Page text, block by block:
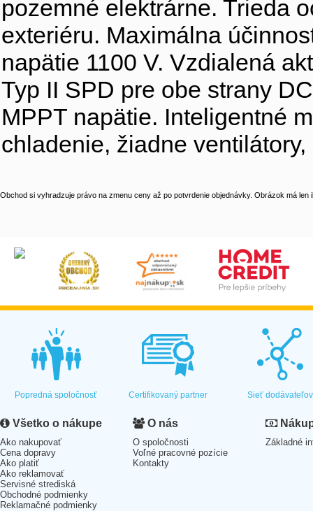
pozemné elektrárne. Trieda
exteriéru. Maximálna
napätie 1100 V. Vzdialená
Typ II SPD pre obe strany
MPPT napätie. Inteligentné
chladenie, žiadne
Obchod si vyhradzuje právo na zmenu ceny až po potvrdenie objednávky. Obrázok má len
Popredná spoločnosť Certifikovaný partner Sieť dodávateľov
Všetko o nákupe
Ako nakupovať
Cena dopravy
Ako platiť
Ako reklamovať
Servisné strediská
Obchodné podmienky
Reklamačné podmienky
O nás
O spoločnosti
Voľné pracovné pozície
Kontakty
Základné